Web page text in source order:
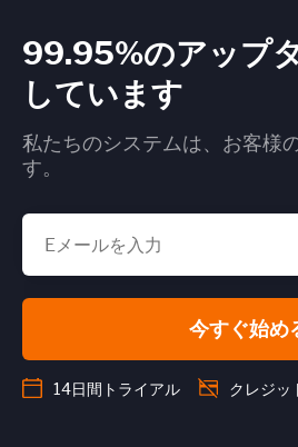
99.95%のアップ
しています
私たちのシステムは、お客様
す。
今すぐ始め
14日間トライアル クレジッ